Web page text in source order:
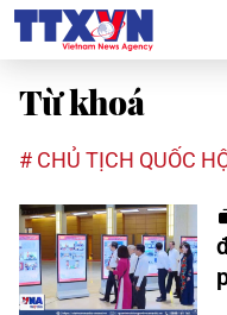
Từ khoá
# CHỦ TỊCH QUỐC